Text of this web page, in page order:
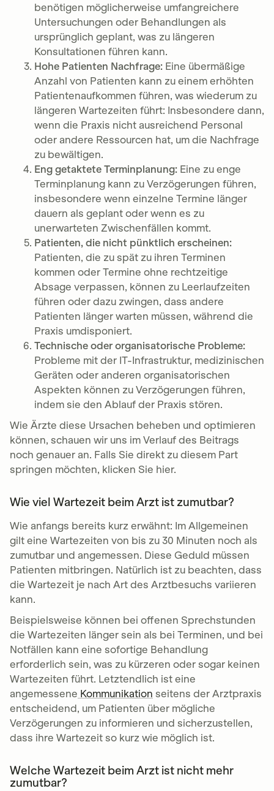
benötigen möglicherweise umfangreichere
Untersuchungen oder Behandlungen als
ursprünglich geplant, was zu längeren
Konsultationen führen kann.
Hohe Patienten Nachfrage: Eine übermäßige
Anzahl von Patienten kann zu einem erhöhten
Patientenaufkommen führen, was wiederum zu
längeren Wartezeiten führt: Insbesondere dann,
wenn die Praxis nicht ausreichend Personal
oder andere Ressourcen hat, um die Nachfrage
zu bewältigen.
Eng getaktete Terminplanung: Eine zu enge
Terminplanung kann zu Verzögerungen führen,
insbesondere wenn einzelne Termine länger
dauern als geplant oder wenn es zu
unerwarteten Zwischenfällen kommt.
Patienten, die nicht pünktlich erscheinen:
Patienten, die zu spät zu ihren Terminen
kommen oder Termine ohne rechtzeitige
Absage verpassen, können zu Leerlaufzeiten
führen oder dazu zwingen, dass andere
Patienten länger warten müssen, während die
Praxis umdisponiert.
Technische oder organisatorische Probleme:
Probleme mit der IT-Infrastruktur, medizinischen
Geräten oder anderen organisatorischen
Aspekten können zu Verzögerungen führen,
indem sie den Ablauf der Praxis stören.
Wie Ärzte diese Ursachen beheben und optimieren
können, schauen wir uns im Verlauf des Beitrags
noch genauer an. Falls Sie direkt zu diesem Part
springen möchten, klicken Sie hier.
Wie viel Wartezeit beim Arzt ist zumutbar?
Wie anfangs bereits kurz erwähnt: Im Allgemeinen
gilt eine Wartezeiten von bis zu 30 Minuten noch als
zumutbar und angemessen. Diese Geduld müssen
Patienten mitbringen. Natürlich ist zu beachten, dass
die Wartezeit je nach Art des Arztbesuchs variieren
kann.
Beispielsweise können bei offenen Sprechstunden
die Wartezeiten länger sein als bei Terminen, und bei
Notfällen kann eine sofortige Behandlung
erforderlich sein, was zu kürzeren oder sogar keinen
Wartezeiten führt. Letztendlich ist eine
angemessene Kommunikation seitens der Arztpraxis
entscheidend, um Patienten über mögliche
Verzögerungen zu informieren und sicherzustellen,
dass ihre Wartezeit so kurz wie möglich ist.
Welche Wartezeit beim Arzt ist nicht mehr
zumutbar?